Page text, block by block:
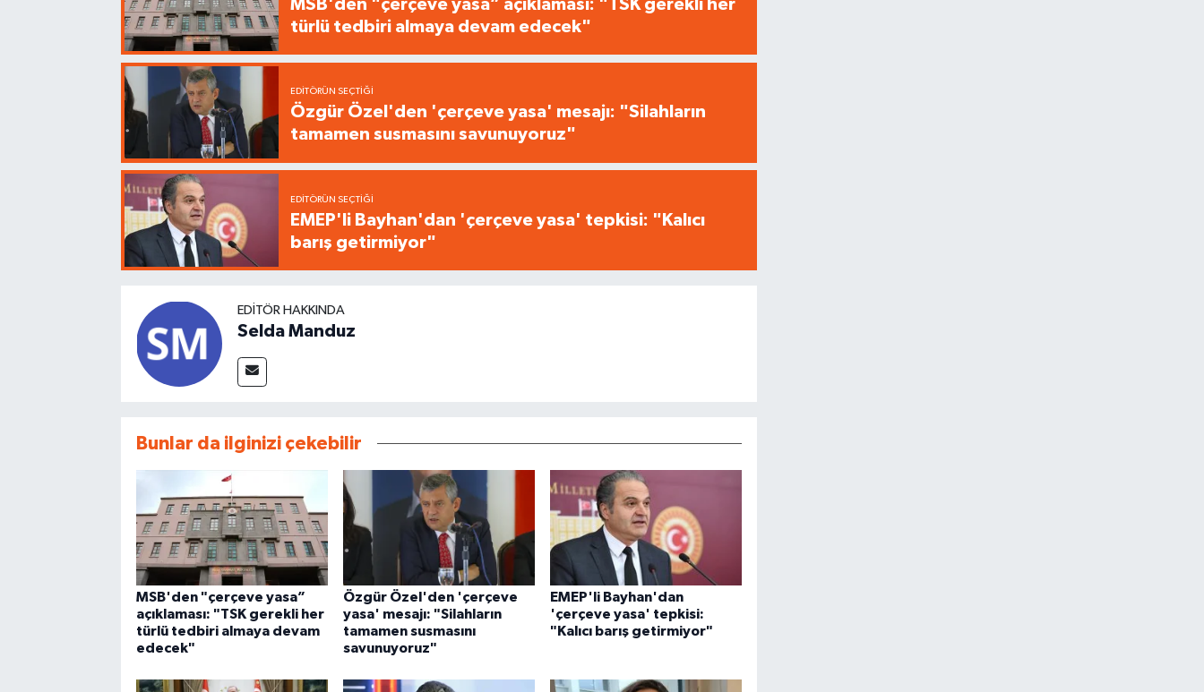
MSB'den "çerçeve yasa” açıklaması: "TSK gerekli her
türlü tedbiri almaya devam edecek"
EDITÖRÜN SEÇTIĞI
Özgür Özel'den 'çerçeve yasa' mesajı: "Silahların
tamamen susmasını savunuyoruz"
EDITÖRÜN SEÇTIĞI
EMEP'li Bayhan'dan 'çerçeve yasa' tepkisi: "Kalıcı
barış getirmiyor"
EDITÖR HAKKINDA
Selda Manduz
Bunlar da ilginizi çekebilir
MSB'den "çerçeve yasa”
açıklaması: "TSK gerekli her
türlü tedbiri almaya devam
edecek"
Özgür Özel'den 'çerçeve
yasa' mesajı: "Silahların
tamamen susmasını
savunuyoruz"
EMEP'li Bayhan'dan
'çerçeve yasa' tepkisi:
"Kalıcı barış getirmiyor"